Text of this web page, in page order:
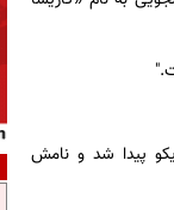
پیدا شد و نامش